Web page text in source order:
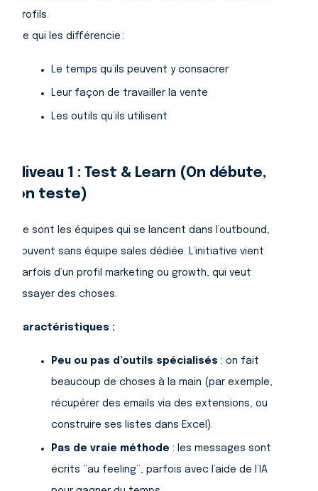
profils.
Ce qui les différencie :
Le temps qu’ils peuvent y consacrer
Leur façon de travailler la vente
Les outils qu’ils utilisent
Niveau 1 :Test & Learn (On débute,
on teste)
Ce sont les équipes qui se lancent dans l’outbound,
souvent sans équipe sales dédiée. L’initiative vient
parfois d’un profil marketing ou growth, qui veut
essayer des choses.
Caractéristiques :
Peu ou pas d’outils spécialisés : on fait
beaucoup de choses à la main (par exemple,
récupérer des emails via des extensions, ou
construire ses listes dans Excel).
Pas de vraie méthode : les messages sont
écrits “au feeling”, parfois avec l’aide de l’IA